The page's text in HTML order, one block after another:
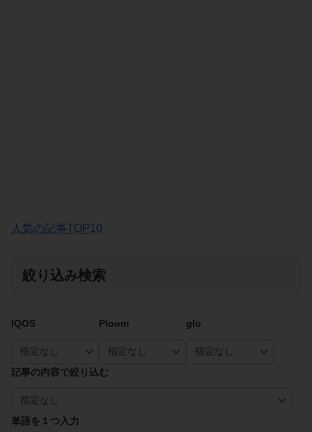
人気の記事TOP10
絞り込み検索
IQOS Ploom glo
記事の内容で絞り込む
単語を１つ入力